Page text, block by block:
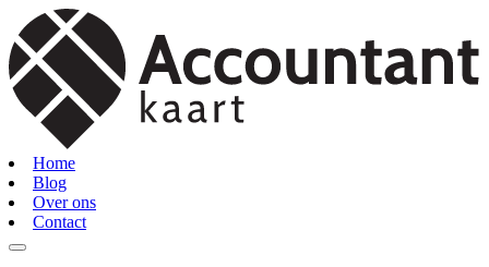
Home
Blog
Over ons
Contact